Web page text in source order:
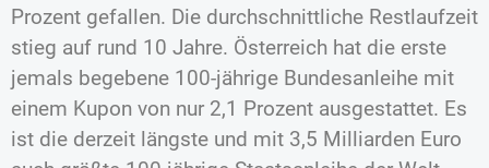
Prozent gefallen. Die durchschnittliche Restlaufzeit
stieg auf rund 10 Jahre. Österreich hat die erste
jemals begebene 100-jährige Bundesanleihe mit
einem Kupon von nur 2,1 Prozent ausgestattet. Es
ist die derzeit längste und mit 3,5 Milliarden Euro